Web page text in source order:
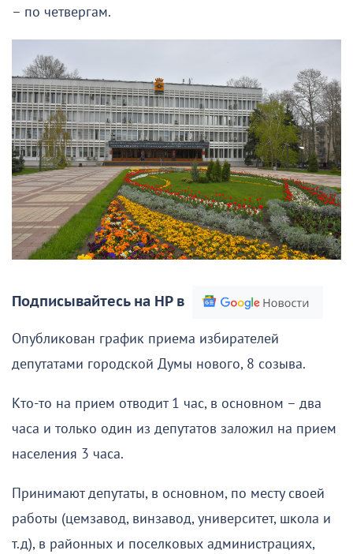
– по четвергам.
Подписывайтесь на НР в
Опубликован график приема избирателей
депутатами городской Думы нового, 8 созыва.
Кто-то на прием отводит 1 час, в основном – два
часа и только один из депутатов заложил на прием
населения 3 часа.
Принимают депутаты, в основном, по месту своей
работы (цемзавод, винзавод, университет, школа и
т.д), в районных и поселковых администрациях,